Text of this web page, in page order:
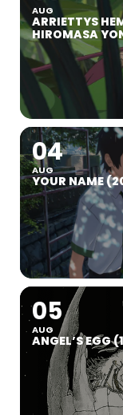
AUG
ARRIETTYS
HIROMASA
04
AUG
YOUR NAME
05
AUG
ANGEL’S EGG